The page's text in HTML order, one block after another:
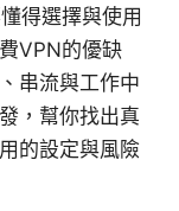
得選擇與使用
VPN的優缺
串流與工作中
，幫你找出真
的設定與風險